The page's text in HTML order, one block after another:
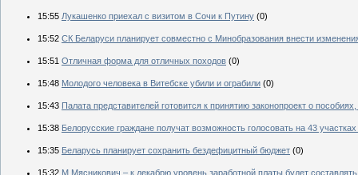
15:55 Лукашенко приехал с визитом в Сочи к Путину (0)
15:52 СК Беларуси планирует совместно с Минобразования внести
15:51 Отличная форма для отличных походов (0)
15:48 Молодого человека в Витебске убили и ограбили (0)
15:43 Палата представителей готовится к принятию законопроект о
15:38 Белорусские граждане получат возможность голосовать на 43 участках
15:35 Беларусь планирует сохранить бездефицитный бюджет (0)
15:32 М.Мясникович – к декабрю уровень заработной платы будет